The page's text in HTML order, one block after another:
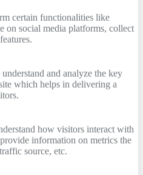
certain functionalities like
on social media platforms, collect
and analyze the key
which helps in delivering a
how visitors interact with
information on metrics the
source, etc.